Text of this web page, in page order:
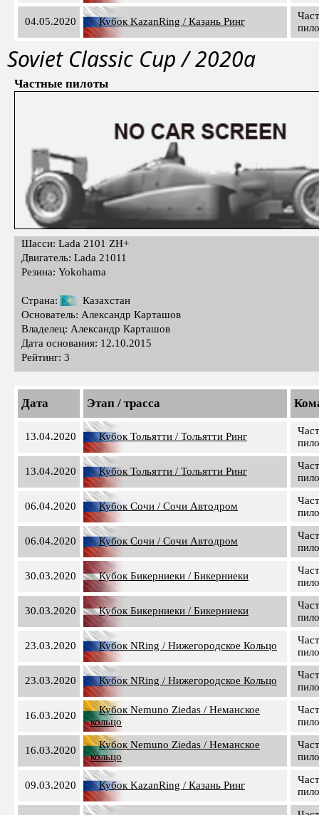
04.05.2020 Кубок KazanRing / Казань Ринг
Soviet Classic Cup / 2020a
Частные пилоты
Шасси: Lada 2101 ZH+
Двигатель: Lada 21011
Резина: Yokohama
Страна:
Казахстан
Основатель: Александр Карташов
Владелец: Александр Карташов
Дата основания: 12.10.2015
Рейтинг: 3
Дата Этап / трасса
13.04.2020 Кубок Тольятти / Тольятти Ринг
13.04.2020 Кубок Тольятти / Тольятти Ринг
06.04.2020 Кубок Сочи / Сочи Автодром
06.04.2020 Кубок Сочи / Сочи Автодром
30.03.2020 Кубок Бикерниеки / Бикерниеки
30.03.2020 Кубок Бикерниеки / Бикерниеки
23.03.2020 Кубок NRing / Нижегородское Кольцо
23.03.2020 Кубок NRing / Нижегородское Кольцо
16.03.2020
Кубок Nemuno Ziedas / Неманское
кольцо
16.03.2020
Кубок Nemuno Ziedas / Неманское
кольцо
09.03.2020 Кубок KazanRing / Казань Ринг